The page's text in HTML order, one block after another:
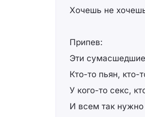
Хочешь не
Припев:
Эти
Кто-то пьян, кто-
У кого-то секс,
И всем так